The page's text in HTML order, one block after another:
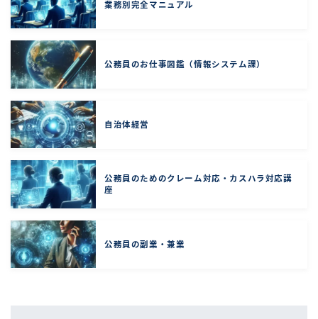
業務別完全マニュアル
公務員のお仕事図鑑（情報システム課）
自治体経営
公務員のためのクレーム対応・カスハラ対応講
座
公務員の副業・兼業